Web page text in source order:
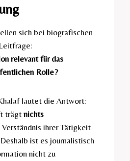
sich bei biografischen
relevant für das
Rolle?
lautet die Antwort:
trägt nichts
Verständnis ihrer Tätigkeit
ist es journalistisch
nicht zu